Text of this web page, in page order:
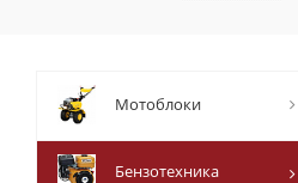
Мотоблоки
Бензотехника